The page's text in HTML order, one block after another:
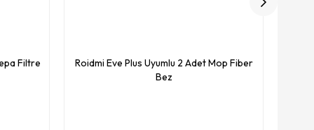
Filtre
Roidmi Eve Plus Uyumlu 2 Adet Mop Fiber
Bez